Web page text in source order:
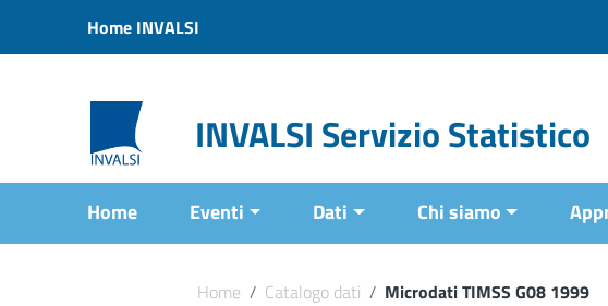
Vai al menu di navigazione
Home INVALSI
INVALSI Servizio Statistico
Home Eventi Dati Chi siamo
Home / Catalogo dati / Microdati TIMSS G08 1999